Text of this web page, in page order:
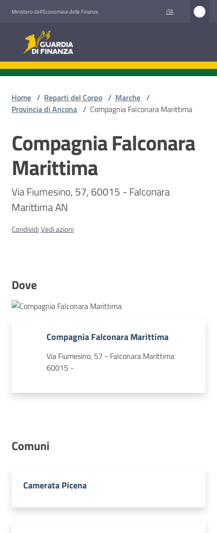
Ministero dell'Economia e delle Finanze ITA
Guardia di Finanza
Guardia di Finanza
siamo
Cosa
facciamo
Comunicazione
e
media
Istituti
di
formazione
Home / Reparti del Corpo / Marche /
Provincia di Ancona / Compagnia Falconara Marittima
Salta al contenuto
Compagnia Falconara
Marittima
Via Fiumesino, 57, 60015 - Falconara
Marittima AN
CondividiVedi azioni
Dove
Compagnia Falconara Marittima
Via Fiumesino, 57 - Falconara Marittima
60015 -
Comuni
Camerata Picena